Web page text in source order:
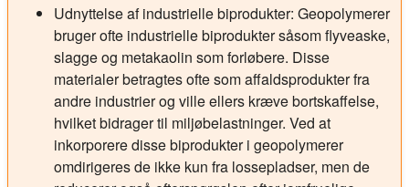
Udnyttelse af industrielle biprodukter: Geopolymerer
bruger ofte industrielle biprodukter såsom flyveaske,
slagge og metakaolin som forløbere. Disse
materialer betragtes ofte som affaldsprodukter fra
andre industrier og ville ellers kræve bortskaffelse,
hvilket bidrager til miljøbelastninger. Ved at
inkorporere disse biprodukter i geopolymerer
omdirigeres de ikke kun fra lossepladser, men de